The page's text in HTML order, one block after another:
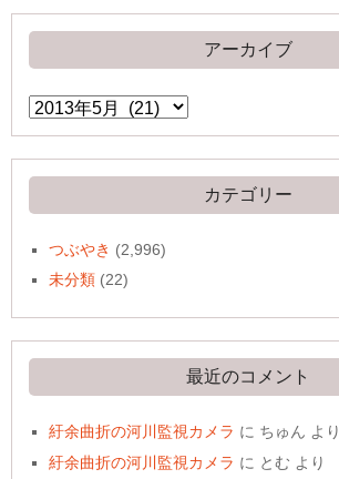
アーカイブ
ア
ー
イ
ブ
カテゴリー
つぶやき (2,996)
未分類 (22)
最近のコメント
紆余曲折の河川監視カメラ に ちゅん より
紆余曲折の河川監視カメラ に とむ より